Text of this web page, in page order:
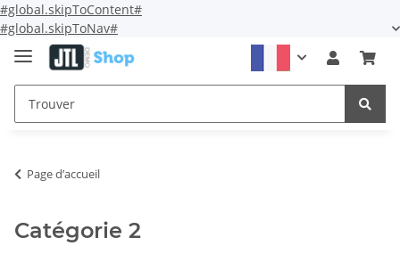
#global.skipToContent#
#global.skipToNav#
Page d’accueil
Catégorie 2